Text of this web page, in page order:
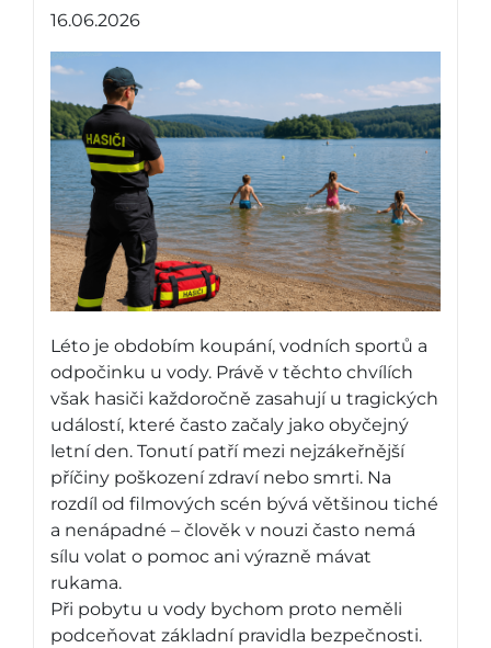
16.06.2026
Léto je obdobím koupání, vodních sportů a
odpočinku u vody. Právě v těchto chvílích
však hasiči každoročně zasahují u tragických
událostí, které často začaly jako obyčejný
letní den. Tonutí patří mezi nejzákeřnější
příčiny poškození zdraví nebo smrti. Na
rozdíl od filmových scén bývá většinou tiché
a nenápadné – člověk v nouzi často nemá
sílu volat o pomoc ani výrazně mávat
rukama.
Při pobytu u vody bychom proto neměli
podceňovat základní pravidla bezpečnosti.